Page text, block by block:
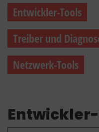
Entwickler-Tools
Treiber und
Netzwerk-Tools